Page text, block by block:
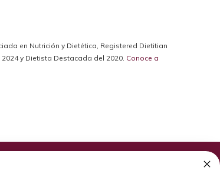
en Nutrición y Dietética, Registered Dietitian
y Dietista Destacada del 2020. Conoce a